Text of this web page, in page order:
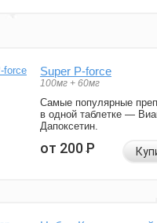
Super P-force
100мг + 60мг
Самые популярные
в одной таблетке —
Дапоксетин.
от 200Р